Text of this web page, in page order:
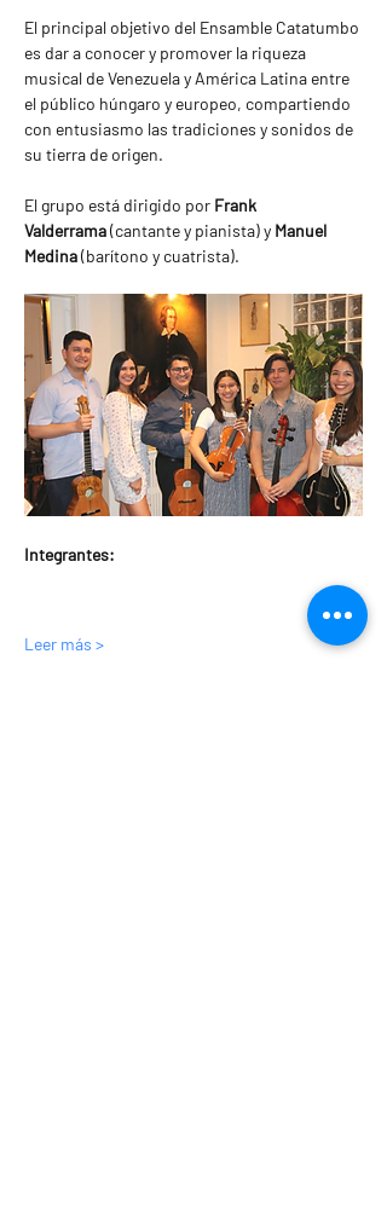
El principal objetivo del Ensamble Catatumbo
es dar a conocer y promover la riqueza
musical de Venezuela y América Latina entre
el público húngaro y europeo, compartiendo
con entusiasmo las tradiciones y sonidos de
su tierra de origen.
El grupo está dirigido por Frank
Valderrama (cantante y pianista) y Manuel
Medina (barítono y cuatrista).
Integrantes:
Leer más >